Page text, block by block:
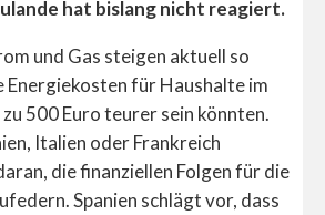
hat bislang nicht reagiert.
und Gas steigen aktuell so
Energiekosten für Haushalte im
500 Euro teurer sein könnten.
Italien oder Frankreich
die finanziellen Folgen für die
Spanien schlägt vor, dass